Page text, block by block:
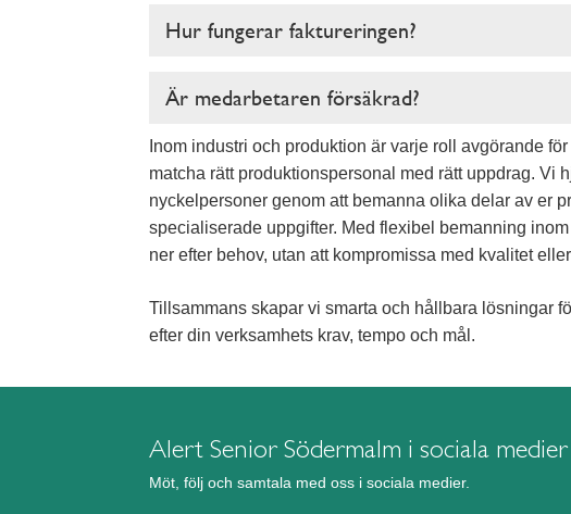
Hur fungerar faktureringen?
Är medarbetaren försäkrad?
Inom industri och produktion är varje roll avgörande
matcha rätt produktionspersonal med rätt uppdrag. Vi
nyckelpersoner genom att bemanna olika delar av er
specialiserade uppgifter. Med flexibel bemanning
ner efter behov, utan att kompromissa med kvalitet
Tillsammans skapar vi smarta och hållbara lösningar
efter din verksamhets krav, tempo och mål.
Alert Senior Södermalm i sociala medier
Möt, följ och samtala med oss i sociala medier.